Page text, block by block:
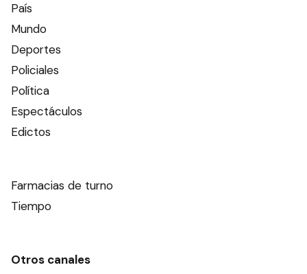
País
Mundo
Deportes
Policiales
Política
Espectáculos
Edictos
Farmacias de turno
Tiempo
Otros canales